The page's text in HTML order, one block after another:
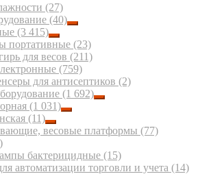
(27)
(40)
(3 415)
портативные (23)
для весов (211)
(759)
для антисептиков (2)
(1 692)
(1 031)
(11)
весовые платформы (77)
бактерицидные (15)
автоматизации торговли и учета (14)